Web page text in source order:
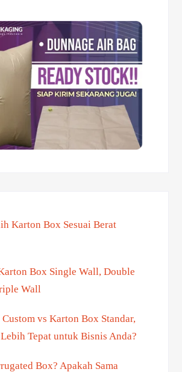
Karton Box Sesuai Berat
Box Single Wall, Double
Wall
vs Karton Box Standar,
Tepat untuk Bisnis Anda?
Box? Apakah Sama